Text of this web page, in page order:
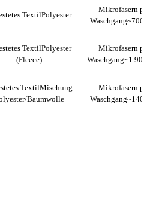
TextilPolyester
Mikrofasern
Waschgang
TextilPolyester
(Fleece)
Mikrofasern
Waschgang
TextilMischung
Baumwolle
Mikrofasern
Waschgang